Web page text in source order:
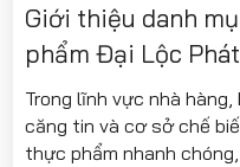
Giới thiệu danh
phẩm Đại Lộc Phát
Trong lĩnh vực nhà
căng tin và cơ sở chế
thực phẩm nhanh